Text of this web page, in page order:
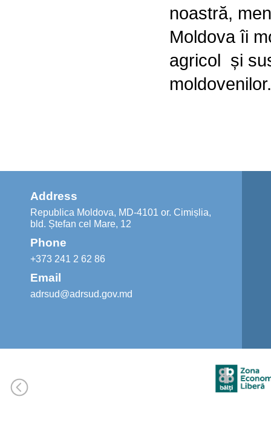
noastră,
Moldova îi
agricol și
moldovenilor.
Address
Republica Moldova, MD-4101 or. Cimișlia,
bld. Ștefan cel Mare, 12
Phone
+373 241 2 62 86
Email
adrsud@adrsud.gov.md